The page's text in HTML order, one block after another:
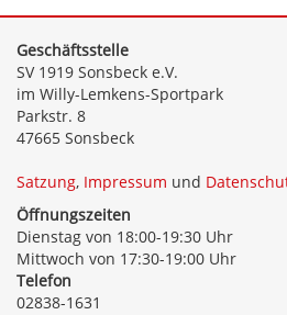
Geschäftsstelle
SV 1919 Sonsbeck e.V.
im Willy-Lemkens-Sportpark
Parkstr. 8
47665 Sonsbeck
Satzung, Impressum und
Öffnungszeiten
Dienstag von 18:00-19:30 Uhr
Mittwoch von 17:30-19:00 Uhr
Telefon
02838-1631